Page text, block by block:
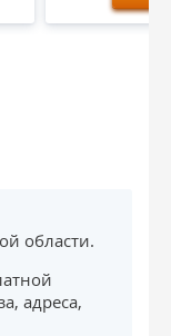
области.
адреса,